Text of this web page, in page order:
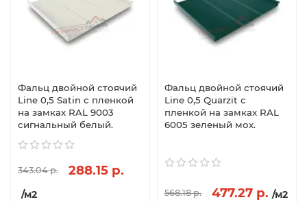
Фальц двойной стоячий
Line 0,5 Satin с пленкой
на замках RAL 9003
сигнальный белый.
343.04 р. 288.15 р.
/м2
Фальц двойной стоячий
Line 0,5 Quarzit с
пленкой на замках RAL
6005 зеленый мох.
568.18 р. 477.27 р. /м2